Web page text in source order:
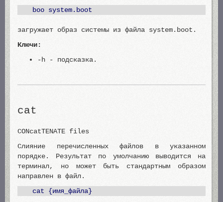
boo system.boot
загружает образ системы из файла system.boot.
Ключи:
-h - подсказка.
cat
CONcatTENATE files
Слияние перечисленных файлов в указанном
порядке. Результат по умолчанию выводится на
терминал, но может быть стандартным образом
направлен в файл.
cat {имя_файла}